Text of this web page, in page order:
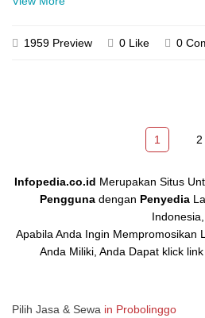
1959 Preview 0 Like 0
1 2
Infopedia.co.id Merupakan Situs
Penggunadengan Penyedia
Indonesia,
Apabila Anda Ingin Mempromosikan
Anda Miliki, Anda Dapat klick
Pilih Jasa & Sewa in Probolinggo